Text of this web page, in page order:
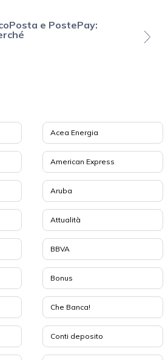
e PostePay:
Acea Energia
American Express
Aruba
Attualità
BBVA
Bonus
Che Banca!
Conti deposito